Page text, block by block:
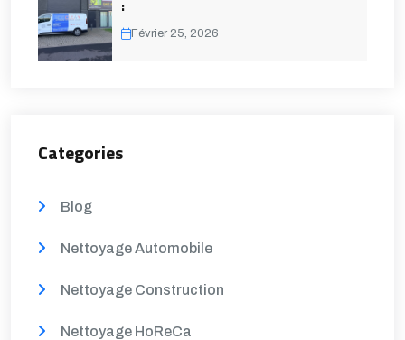
:
Février 25, 2026
Categories
Blog
Nettoyage Automobile
Nettoyage Construction
Nettoyage HoReCa